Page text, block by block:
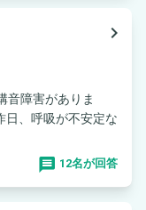
navigate_next
音障害がありま
12名が回答